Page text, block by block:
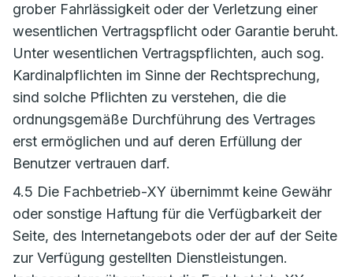
grober Fahrlässigkeit oder der Verletzung einer
wesentlichen Vertragspflicht oder Garantie beruht.
Unter wesentlichen Vertragspflichten, auch sog.
Kardinalpflichten im Sinne der Rechtsprechung,
sind solche Pflichten zu verstehen, die die
ordnungsgemäße Durchführung des Vertrages
erst ermöglichen und auf deren Erfüllung der
Benutzer vertrauen darf.
4.5 Die Fachbetrieb-XY übernimmt keine Gewähr
oder sonstige Haftung für die Verfügbarkeit der
Seite, des Internetangebots oder der auf der Seite
zur Verfügung gestellten Dienstleistungen.